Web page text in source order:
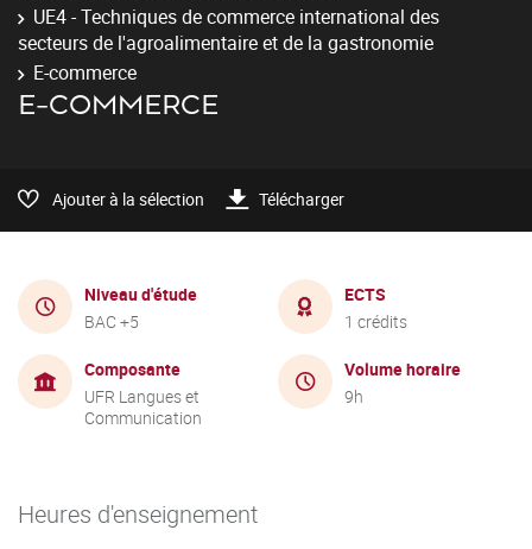
UE4 - Techniques de commerce international des
secteurs de l'agroalimentaire et de la gastronomie
E-commerce
E-COMMERCE
Ajouter à la sélection Télécharger
Niveau d'étude
BAC +5
ECTS
1 crédits
Composante
UFR Langues et
Communication
Volume horaire
9h
Heures d'enseignement